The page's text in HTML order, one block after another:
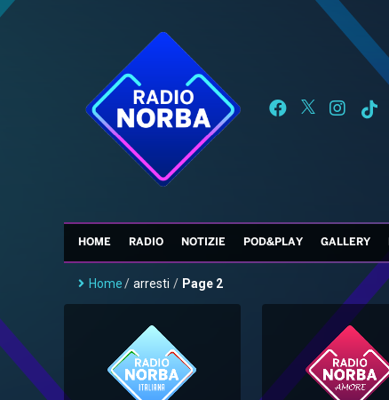
HOME RADIO NOTIZIE POD&PLAY GALLERY
Home/ arresti / Page 2